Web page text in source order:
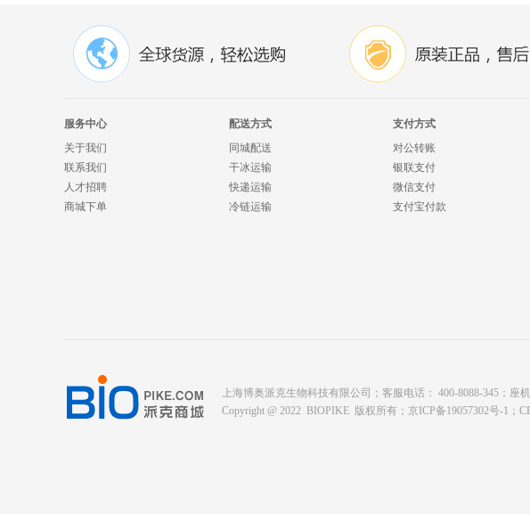
服务中心
关于我们
联系我们
人才招聘
商城下单
配送方式
同城配送
干冰运输
快递运输
冷链运输
支付方式
对公转账
银联支付
微信支付
支付宝付款
上海博奥派克生物科技有限公司；客服电话： 400-8088-345；座
Copyright @ 2022 BIOPIKE 版权所有； 京ICP备19057302号-1 ；